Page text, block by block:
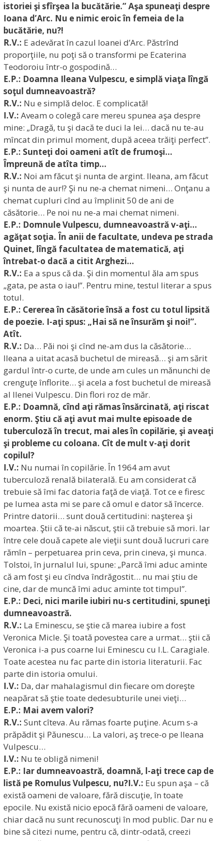
istoriei şi sfîrşea la bucătărie.” Aşa spuneaţi despre
Ioana d’Arc. Nu e nimic eroic în femeia de la
bucătărie, nu?!
R.V.: E adevărat în cazul Ioanei d’Arc. Păstrînd
proporţiile, nu poţi să o transformi pe Ecaterina
Teodoroiu într-o gospodină…
E.P.: Doamna Ileana Vulpescu, e simplă viaţa lîngă
soţul dumneavoastră?
R.V.: Nu e simplă deloc. E complicată!
I.V.: Aveam o colegă care mereu spunea aşa despre
mine: „Dragă, tu şi dacă te duci la lei… dacă nu te-au
mîncat din primul moment, după aceea trăiţi perfect”.
E.P.: Sunteţi doi oameni atît de frumoşi…
Împreună de atîta timp…
R.V.: Noi am făcut şi nunta de argint. Ileana, am făcut
şi nunta de aur!? Şi nu ne-a chemat nimeni… Onţanu a
chemat cupluri cînd au împlinit 50 de ani de
căsătorie… Pe noi nu ne-a mai chemat nimeni.
E.P.: Domnule Vulpescu, dumneavoastră v-aţi…
agăţat soţia. În anii de facultate, undeva pe strada
Quinet, lîngă facultatea de matematică, aţi
întrebat-o dacă a citit Arghezi…
R.V.: Ea a spus că da. Şi din momentul ăla am spus
„gata, pe asta o iau!”. Pentru mine, testul literar a spus
totul.
E.P.: Cererea în căsătorie însă a fost cu totul lipsită
de poezie. I-aţi spus: „Hai să ne însurăm şi noi!”.
Atît.
R.V.: Da… Păi noi şi cînd ne-am dus la căsătorie…
Ileana a uitat acasă buchetul de mireasă… şi am sărit
gardul într-o curte, de unde am cules un mănunchi de
crenguţe înflorite… şi acela a fost buchetul de mireasă
al Ilenei Vulpescu. Din flori roz de măr.
E.P.: Doamnă, cînd aţi rămas însărcinată, aţi riscat
enorm. Ştiu că aţi avut mai multe episoade de
tuberculoză în trecut, mai ales în copilărie, şi aveaţi
şi probleme cu coloana. Cît de mult v-aţi dorit
copilul?
I.V.: Nu numai în copilărie. În 1964 am avut
tuberculoză renală bilaterală. Eu am considerat că
trebuie să îmi fac datoria faţă de viaţă. Tot ce e firesc
pe lumea asta mi se pare că omul e dator să încerce.
Printre datorii… sunt două certitudini: naşterea şi
moartea. Ştii că te-ai născut, ştii că trebuie să mori. Iar
între cele două capete ale vieţii sunt două lucruri care
rămîn – perpetuarea prin ceva, prin cineva, şi munca.
Tolstoi, în jurnalul lui, spune: „Parcă îmi aduc aminte
că am fost şi eu cîndva îndrăgostit… nu mai ştiu de
cine, dar de muncă îmi aduc aminte tot timpul”.
E.P.: Deci, nici marile iubiri nu-s certitudini, spuneţi
dumneavoastră.
R.V.: La Eminescu, se ştie că marea iubire a fost
Veronica Micle. Şi toată povestea care a urmat… ştii că
Veronica i-a pus coarne lui Eminescu cu I.L. Caragiale.
Toate acestea nu fac parte din istoria literaturii. Fac
parte din istoria omului.
I.V.: Da, dar mahalagismul din fiecare om doreşte
neapărat să ştie toate dedesubturile unei vieţi…
E.P.: Mai avem valori?
R.V.: Sunt cîteva. Au rămas foarte puţine. Acum s-a
prăpădit şi Păunescu… La valori, aş trece-o pe Ileana
Vulpescu…
I.V.: Nu te obligă nimeni!
E.P.: Iar dumneavoastră, doamnă, l-aţi trece cap de
listă pe Romulus Vulpescu, nu?I.V.: Eu spun aşa – că
există oameni de valoare, fără discuţie, în toate
epocile. Nu există nicio epocă fără oameni de valoare,
chiar dacă nu sunt recunoscuţi în mod public. Dar nu e
bine să citezi nume, pentru că, dintr-odată, creezi